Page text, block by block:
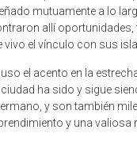
mutuamente a lo
allí
el vínculo con sus
el acento en la
ha sido y sigue
y son también
y una valiosa